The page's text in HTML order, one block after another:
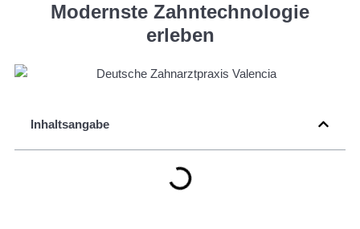
Modernste Zahntechnologie
erleben
Inhaltsangabe